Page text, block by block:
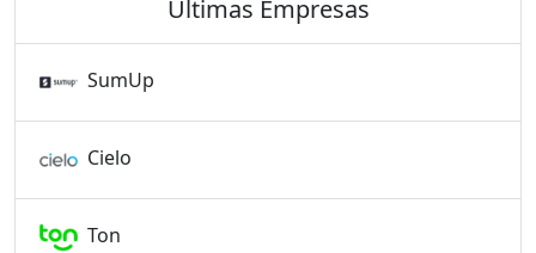
Últimas Empresas
SumUp
Cielo
Ton